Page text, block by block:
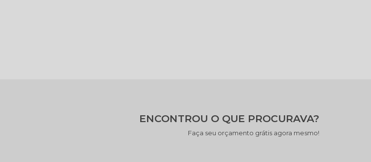
ENCONTROU O QUE PROCURAVA?
Faça seu orçamento grátis agora mesmo!